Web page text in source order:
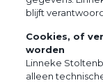
blijft
Cookies, of
worden
Linneke
alleen